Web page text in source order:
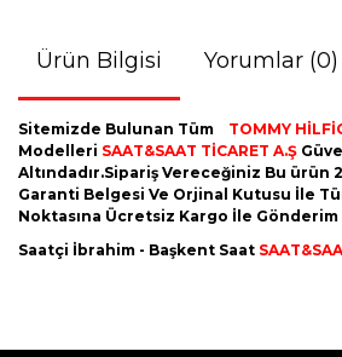
Ürün Bilgisi Yorumlar (0)
Sitemizde Bulunan Tüm TOMMY
Modelleri SAAT&SAAT TİCARET A.Ş
Altındadır.Sipariş Vereceğiniz Bu ürün
Garanti Belgesi Ve Orjinal Kutusu İle
Noktasına Ücretsiz Kargo İle Gönderim
Saatçi İbrahim - Başkent Saat
konularda yetersiz gördüğünüz